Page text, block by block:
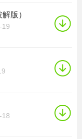
版）
19
18